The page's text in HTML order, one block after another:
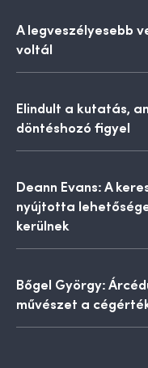
A legveszélyesebb
voltál
Elindult a kutatás,
döntéshozó figyel
Deann Evans: A
nyújtotta
kerülnek
Bőgel György:
művészet a